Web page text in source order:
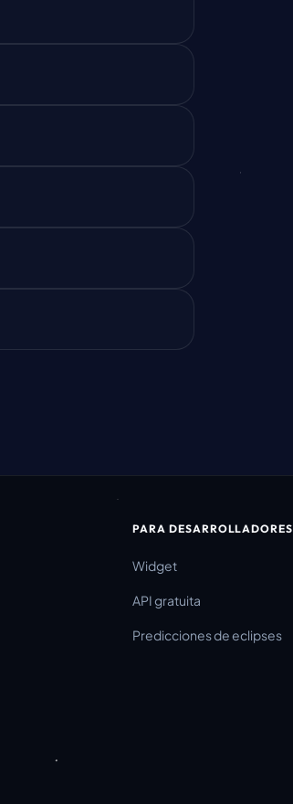
PARA DESARROLLADORES
Widget
API gratuita
Predicciones de eclipses